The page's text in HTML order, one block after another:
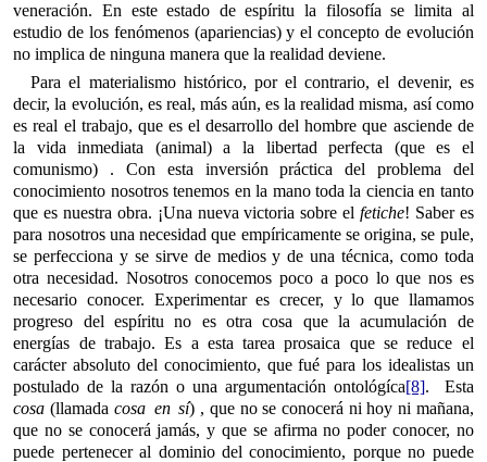
veneración. En este estado de espíritu la filosofía se limita al
estudio de los fenómenos (apariencias) y el concepto de evolución
no implica de ninguna manera que la realidad deviene.
Para el materialismo histórico, por el contrario, el devenir, es
decir, la evolución, es real, más aún, es la realidad misma, así como
es real el trabajo, que es el desarrollo del hombre que asciende de
la vida inmediata (animal) a la libertad perfecta (que es el
comunismo) . Con esta inversión práctica del problema del
conocimiento nosotros tenemos en la mano toda la ciencia en tanto
que es nuestra obra. ¡Una nueva victoria sobre el fetiche! Saber es
para nosotros una necesidad que empíricamente se origina, se pule,
se perfecciona y se sirve de medios y de una técnica, como toda
otra necesidad. Nosotros conocemos poco a poco lo que nos es
necesario conocer. Experimentar es crecer, y lo que llamamos
progreso del espíritu no es otra cosa que la acumulación de
energías de trabajo. Es a esta tarea prosaica que se reduce el
carácter absoluto del conocimiento, que fué para los idealistas un
postulado de la razón o una argumentación ontológíca[8]. Esta
cosa (llamada cosa en sí) , que no se conocerá ni hoy ni mañana,
que no se conocerá jamás, y que se afirma no poder conocer, no
puede pertenecer al dominio del conocimiento, porque no puede